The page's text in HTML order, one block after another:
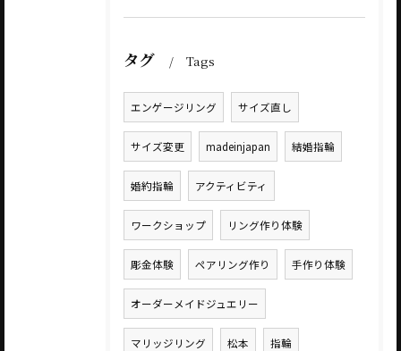
タグ Tags
エンゲージリング サイズ直し
サイズ変更 madeinjapan 結婚指輪
婚約指輪 アクティビティ
ワークショップ リング作り体験
彫金体験 ペアリング作り 手作り体験
オーダーメイドジュエリー
マリッジリング 松本 指輪